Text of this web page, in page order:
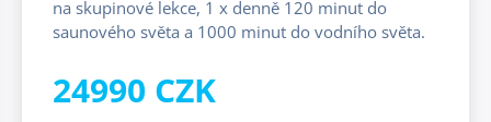
na skupinové lekce, 1 x denně 120 minut do
saunového světa a 1000 minut do vodního světa.
24990 CZK